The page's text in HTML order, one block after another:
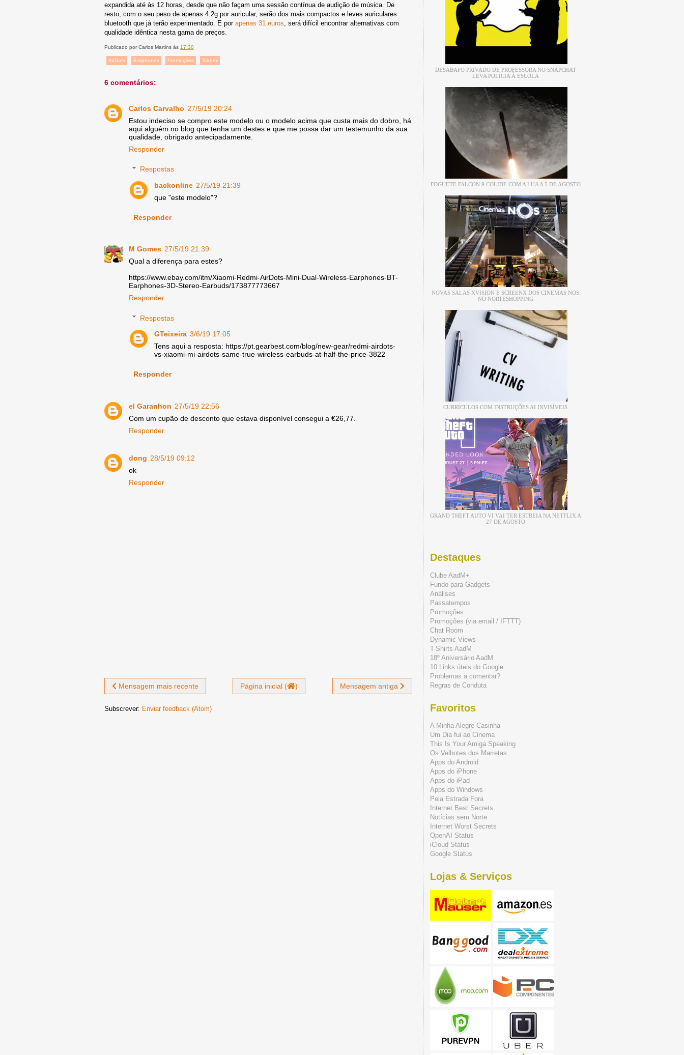
expandida até às 12 horas, desde que não façam uma sessão contínua de audição de música. De
resto, com o seu peso de apenas 4.2g por auricular, serão dos mais compactos e leves auriculares
bluetooth que já terão experimentado. E por apenas 31 euros , será difícil encontrar alternativas com
qualidade idêntica nesta gama de preços.
Publicado porCarlos Martins às 17:30
AirDots Earphones Promoções Xiaomi
6 comentários:
Carlos Carvalho 27/5/19 20:24
Estou indeciso se compro este modelo ou o modelo acima que custa mais do dobro, há
aqui alguém no blog que tenha um destes e que me possa dar um testemunho da sua
qualidade, obrigado antecipadamente.
Responder
Respostas
backonline 27/5/19 21:39
que "este modelo"?
Responder
M Gomes 27/5/19 21:39
Qual a diferença para estes?
https://www.ebay.com/itm/Xiaomi-Redmi-AirDots-Mini-Dual-Wireless-Earphones-BT-
Earphones-3D-Stereo-Earbuds/173877773667
Responder
Respostas
GTeixeira 3/6/19 17:05
Tens aqui a resposta: https://pt.gearbest.com/blog/new-gear/redmi-airdots-
vs-xiaomi-mi-airdots-same-true-wireless-earbuds-at-half-the-price-3822
Responder
el Garanhon 27/5/19 22:56
Com um cupão de desconto que estava disponível consegui a €26,77.
Responder
dong 28/5/19 09:12
ok
Responder
Mensagem mais recente Mensagem antiga
Página inicial ( )
Subscrever: Enviar feedback (Atom)
DESABAFO PRIVADO DE PROFESSORA NO SNAPCHAT
LEVA POLÍCIA À ESCOLA
FOGUETE FALCON 9 COLIDE COM A LUA A 5 DE AGOSTO
NOVAS SALAS XVISION E SCREENX DOS CINEMAS NOS
NO NORTESHOPPING
CURRÍCULOS COM INSTRUÇÕES AI INVISÍVEIS
GRAND THEFT AUTO VI VAI TER ESTREIA NA NETFLIX A
27 DE AGOSTO
Destaques
Clube AadM+
Fundo para Gadgets
Análises
Passatempos
Promoções
Promoções (via email / IFTTT)
Chat Room
Dynamic Views
T-Shirts AadM
18º Aniversário AadM
10 Links úteis do Google
Problemas a comentar?
Regras de Conduta
Favoritos
A Minha Alegre Casinha
Um Dia fui ao Cinema
This Is Your Amiga Speaking
Os Velhotes dos Marretas
Apps do Android
Apps do iPhone
Apps do iPad
Apps do Windows
Pela Estrada Fora
Internet Best Secrets
Notícias sem Norte
Internet Worst Secrets
OpenAI Status
iCloud Status
Google Status
Lojas & Serviços